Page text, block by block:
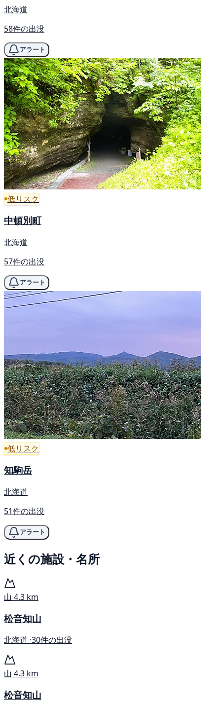
北海道
58件の出没
アラート
低リスク
中頓別町
北海道
57件の出没
アラート
低リスク
知駒岳
北海道
51件の出没
アラート
近くの施設・名所
山 4.3 km
松音知山
北海道 ·30件の出没
山 4.3 km
松音知山